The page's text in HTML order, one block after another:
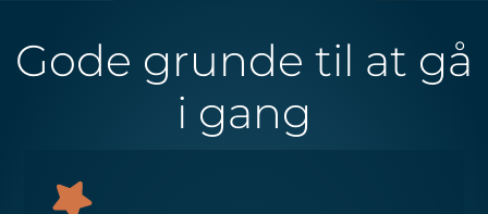
Gode grunde til at gå
i gang